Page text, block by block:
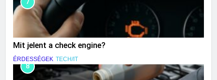
Mit jelent a check engine?
ÉRDESSÉGEK TECH/IT
8